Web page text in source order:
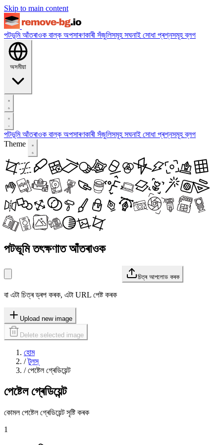
Skip to main content
পটভূমি আঁতৰাওক বাল্ক অপসাৰণকাৰী সঁজুলিসমূহসঘনাই সোধা প্ৰশ্নসমূহব্লগ
অসমীয়া
পটভূমি আঁতৰাওক বাল্ক অপসাৰণকাৰী সঁজুলিসমূহসঘনাই সোধা প্ৰশ্নসমূহব্লগ
Theme
পটভূমি তৎক্ষণাত আঁতৰাওক
চিত্ৰ আপলোড কৰক
বা এটা চিত্ৰ ড্ৰপ কৰক, এটা URL পেষ্ট কৰক
Upload new image
Delete selected image
হোম
/ টুলস্
/ পেষ্টেল গ্ৰেডিয়েন্ট
পেষ্টেল গ্ৰেডিয়েন্ট
কোমল পেষ্টেল গ্ৰেডিয়েন্ট সৃষ্টি কৰক
1